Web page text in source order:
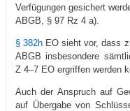
Verfügungen gesichert
ABGB, § 97 Rz 4 a).
§ 382hEO sieht vor, dass
ABGB insbesondere
Z 4–7 EO ergriffen werden
Auch der Anspruch auf
auf Übergabe von